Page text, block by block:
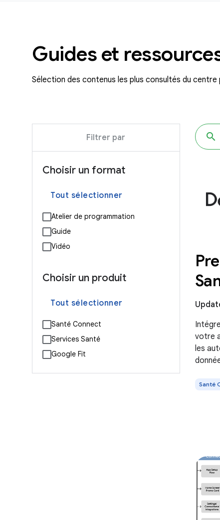
Guides et
Sélection des contenus les plus consultés du
Filtrer par
Choisir un format
Tout sélectionner
Atelier de programmation
Guide
Vidéo
Choisir un produit
Tout sélectionner
Santé Connect
Services Santé
Google Fit
votre
les
Santé